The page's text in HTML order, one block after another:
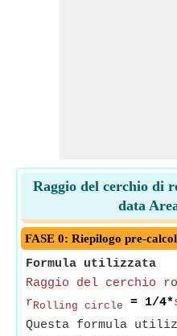
Raggio del cerchio di
data
FASE 0: Riepilogo pre-
Formula utilizzata
Raggio del cerchio
rRolling circle = 1/4*
Questa formula